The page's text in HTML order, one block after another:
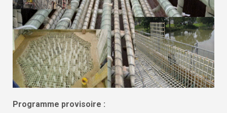
Programme provisoire :